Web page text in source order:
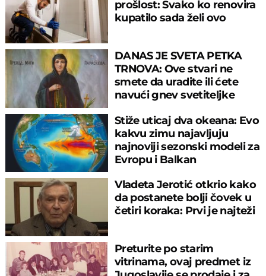
prošlost: Svako ko renovira
kupatilo sada želi ovo
DANAS JE SVETA PETKA
TRNOVA: Ove stvari ne
smete da uradite ili ćete
navući gnev svetiteljke
Stiže uticaj dva okeana: Evo
kakvu zimu najavljuju
najnoviji sezonski modeli za
Evropu i Balkan
Vladeta Jerotić otkrio kako
da postanete bolji čovek u
četiri koraka: Prvi je najteži
Preturite po starim
vitrinama, ovaj predmet iz